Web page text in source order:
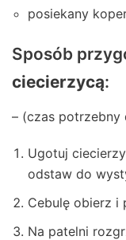
posiekany
Sposób
ciecierzycą:
– (czas potrzebny
Ugotuj
odstaw do
Cebulę obierz i
Na patelni